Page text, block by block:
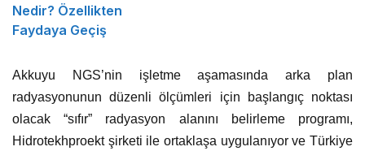
Nedir? Özellikten
Faydaya Geçiş
Akkuyu NGS’nin işletme aşamasında arka plan
radyasyonunun düzenli ölçümleri için başlangıç noktası
olacak “sıfır” radyasyon alanını belirleme programı,
Hidrotekhproekt şirketi ile ortaklaşa uygulanıyor ve Türkiye